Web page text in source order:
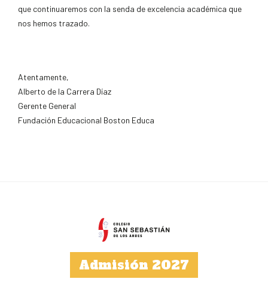
que continuaremos con la senda de excelencia académica que
nos hemos trazado.
Atentamente,
Alberto de la Carrera Díaz
Gerente General
Fundación Educacional Boston Educa
Admisión 2027